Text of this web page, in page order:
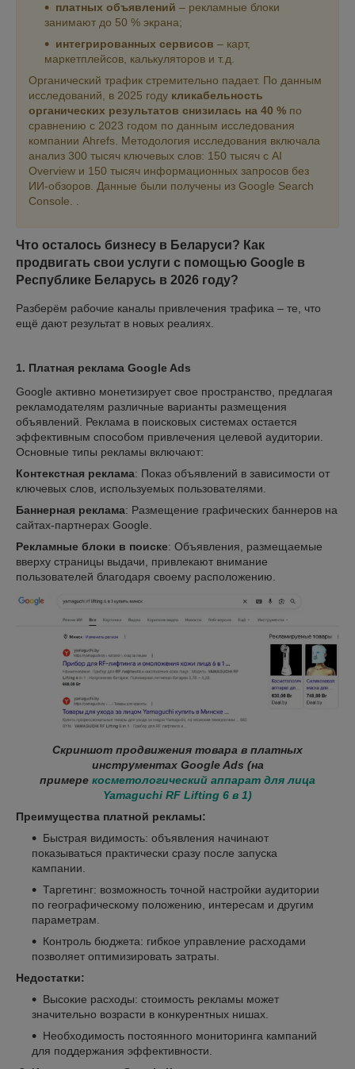
платных объявлений – рекламные блоки
занимают до 50 % экрана;
интегрированных сервисов – карт,
маркетплейсов, калькуляторов и т. д.
Органический трафик стремительно падает. По данным
исследований, в 2025 году кликабельность
органических результатов снизилась на 40 % по
сравнению с 2023 годом по данным исследования
компании Ahrefs. Методология исследования включала
анализ 300 тысяч ключевых слов: 150 тысяч с AI
Overview и 150 тысяч информационных запросов без
ИИ-обзоров. Данные были получены из Google Search
Console. .
Что осталось бизнесу в Беларуси? Как
продвигать свои услуги с помощью Google в
Республике Беларусь в 2026 году?
Разберём рабочие каналы привлечения трафика – те, что
ещё дают результат в новых реалиях.
1. Платная реклама Google Ads
Google активно монетизирует свое пространство, предлагая
рекламодателям различные варианты размещения
объявлений. Реклама в поисковых системах остается
эффективным способом привлечения целевой аудитории.
Основные типы рекламы включают:
Контекстная реклама: Показ объявлений в зависимости от
ключевых слов, используемых пользователями.
Баннерная реклама: Размещение графических баннеров на
сайтах-партнерах Google.
Рекламные блоки в поиске: Объявления, размещаемые
вверху страницы выдачи, привлекают внимание
пользователей благодаря своему расположению.
Скриншот продвижения товара в платных
инструментах Google Ads (на
примере косметологический аппарат для лица
Yamaguchi RF Lifting 6 в 1)
Преимущества платной рекламы:
Быстрая видимость: объявления начинают
показываться практически сразу после запуска
кампании.
Таргетинг: возможность точной настройки аудитории
по географическому положению, интересам и другим
параметрам.
Контроль бюджета: гибкое управление расходами
позволяет оптимизировать затраты.
Недостатки:
Высокие расходы: стоимость рекламы может
значительно возрасти в конкурентных нишах.
Необходимость постоянного мониторинга кампаний
для поддержания эффективности.